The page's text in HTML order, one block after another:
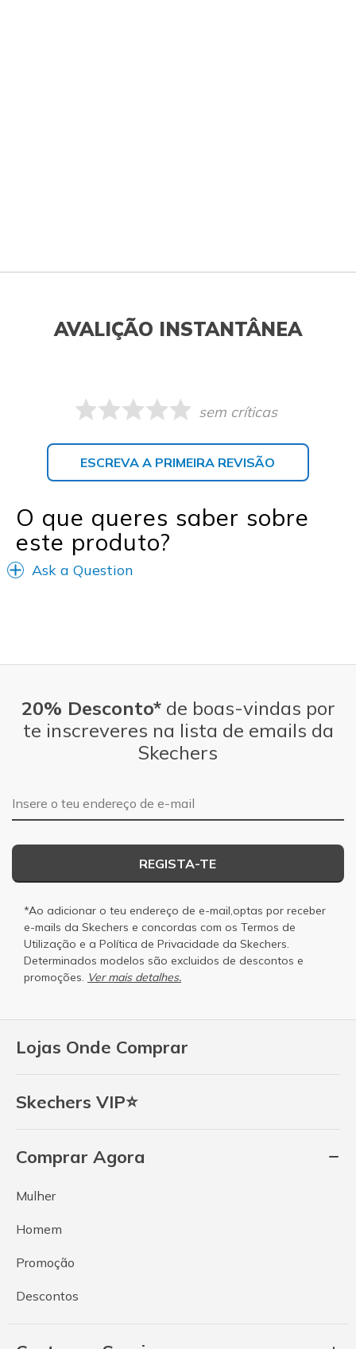
AVALIÇÃO INSTANTÂNEA
sem críticas
ESCREVA A PRIMEIRA REVISÃO
O que queres saber sobre
este produto?
Ask a Question
Lojas Onde Comprar
Skechers VIP⭐
Comprar Agora
Mulher
Homem
Promoção
Descontos
20% Desconto*de boas-vindas por
te inscreveres na lista de emails da
Skechers
Endereço de e-mail
REGISTA-TE
*Ao adicionar o teu endereço de e-mail,optas por receber
e-mails da Skechers e concordas com os Termos de
Utilização e a Política de Privacidade da Skechers.
Determinados modelos são excluidos de descontos e
promoções. Ver mais detalhes.